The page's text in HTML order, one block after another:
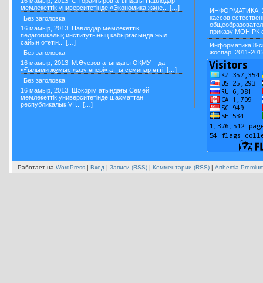
мемлекеттік университетінде «Экономика және... […]
Без заголовка
16 мамыр, 2013. Павлодар мемлекеттік
педагогикалық институтының қабырғасында жыл
сайын өтетін... […]
Без заголовка
16 мамыр, 2013. М.Әуезов атындағы ОҚМУ – да
«Ғылыми жұмыс жазу өнері» атты семинар өтті. […]
Без заголовка
16 мамыр, 2013. Шәкәрім атындағы Семей
мемлекеттік университетінде шахматтан
республикалық VII... […]
ИНФОРМАТИКА.
кассов
приказу МОН РК
Информатика 8-
жоспар. 2011-
Работает на WordPress | Вход | Записи (RSS) | Комментарии (RSS) | Arthemia